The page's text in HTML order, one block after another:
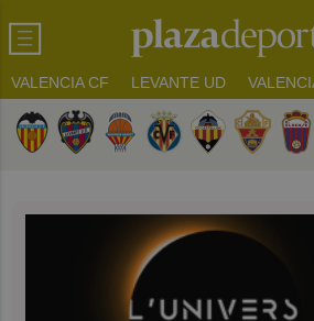
VALENCIA CF LEVANTE UD